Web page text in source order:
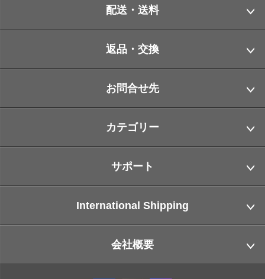
配送・送料
返品・交換
お問合せ先
カテゴリー
サポート
International Shipping
会社概要